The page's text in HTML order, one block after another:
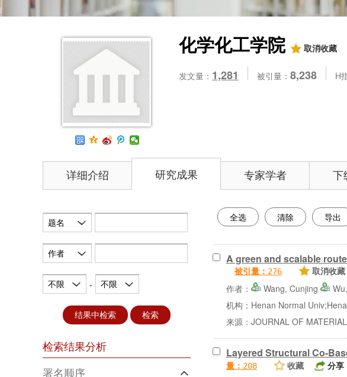
化学化工学院 取消收藏
发文量： 1,281 被引量： 8,238 H
详细介绍 研究成果 专家学者 下
题名
作者
不限 - 不限
结果中检索 检索
检索结果分析
署名顺序
全选 清除 导出
A green and scalable
被引量： 276 取消收藏
作者：
Wang, Cunjing
机构：Henan Normal
来源：JOURNAL OF
Layered Structural Co-
量： 208 收藏
分享